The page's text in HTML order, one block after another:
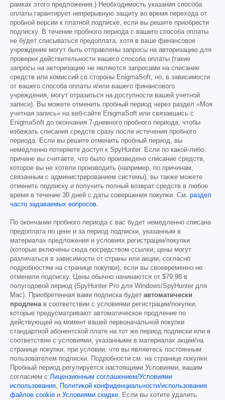
рамках этого предложения.) Необходимость указания способа
оплаты гарантирует непрерывную защиту во время перехода от
пробной версии к платной подписке, если вы решите приобрести
подписку. В течение пробного периода с вашего способа оплаты
не будет списываться предоплата, хотя в ваше финансовое
учреждение могут быть отправлены запросы на авторизацию для
проверки действительности вашего способа оплаты (такие
запросы на авторизацию не являются запросами на списание
средств или комиссий со стороны EnigmaSoft, но, в зависимости
от вашего способа оплаты и/или вашего финансового
учреждения, могут отразиться на доступности вашей учетной
записи). Вы можете отменить пробный период через раздел «Моя
учетная запись» на веб-сайте EnigmaSoft или связавшись с
EnigmaSoft до окончания 7-дневного пробного периода, чтобы
избежать списания средств сразу после истечения пробного
периода. Если вы решите отменить пробный период, вы
немедленно потеряете доступ к SpyHunter. Если по какой-либо
причине вы считаете, что было произведено списание средств,
которое вы не хотели производить (например, по причинам,
связанным с администрированием системы), вы также можете
отменить подписку и получить полный возврат средств в любое
время в течение 30 дней с даты совершения покупки. См. раздел
часто задаваемых вопросов.
По окончании пробного периода с вас будет немедленно списана
предоплата по цене и за период подписки, указанным в
материалах предложения и условиях регистрации/покупки
(которые включены сюда посредством ссылки; цены могут
различаться в зависимости от страны или акции, согласно
подробностям на странице покупки), если вы своевременно не
отменили подписку. Цены обычно начинаются от $79.98 в
полугодовой период (SpyHunter Pro для Windows/SpyHunter для
Mac). Приобретенная вами подписка будет автоматически
продленав соответствии с условиями регистрации/покупки,
которые предусматривают автоматическое продление по
действующей на момент вашей первоначальной покупки
стандартной абонентской плате на тот же период подписки или в
соответствии с условиями, указанными в материалах акции/на
странице покупки, при условии, что вы являетесь постоянным
пользователем подписки. Подробности см. на странице покупки.
Пробный период регулируется настоящими Условиями, вашим
согласием с Лицензионным соглашением/Условиями
использования,
Политикой конфиденциальности/использования
файлов cookie и Условиями скидки. Если вы хотите удалить